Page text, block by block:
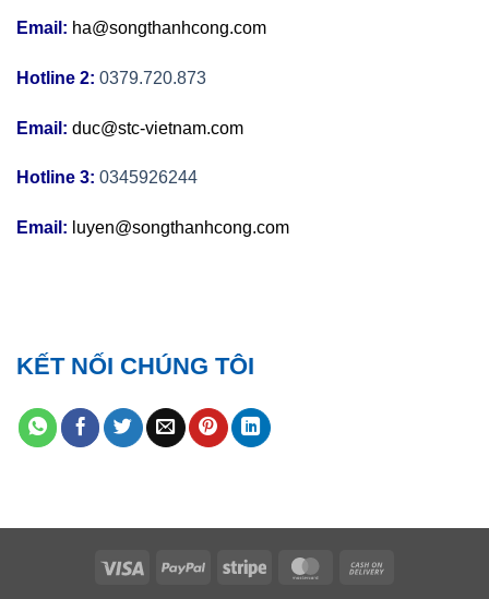
Email: ha@songthanhcong.com
Hotline 2: 0379.720.873
Email: duc@stc-vietnam.com
Hotline 3: 0345926244
Email: luyen@songthanhcong.com
KẾT NỐI CHÚNG TÔI
Visa PayPal Stripe MasterCard